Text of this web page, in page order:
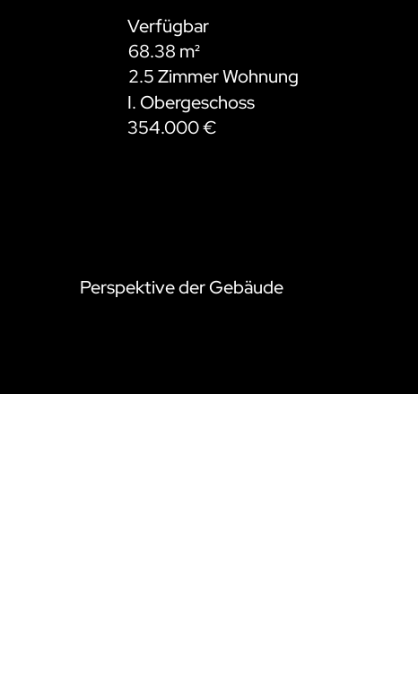
Verfügbar
68.38 m²
2.5 Zimmer Wohnung
I. Obergeschoss
354.000 €
Perspektive der Gebäude